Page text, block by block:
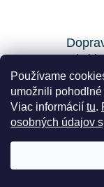
Používame
umožnili
Viac informácií tu.
osobných údajov
pri